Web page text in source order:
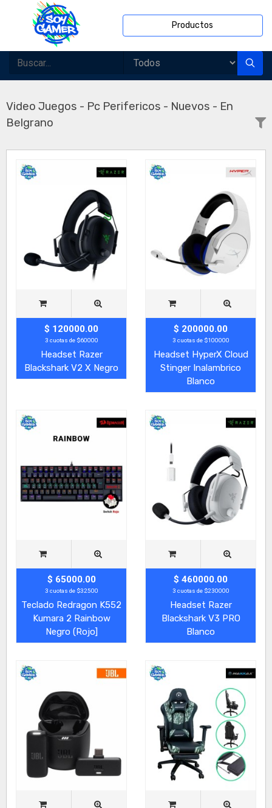
Productos
Video Juegos - Pc Perifericos - Nuevos - En
Belgrano
$ 120000.00
3 cuotas de $60000
Headset Razer
Blackshark V2 X Negro
$ 200000.00
3 cuotas de $100000
Headset HyperX Cloud
Stinger Inalambrico
Blanco
$ 65000.00
3 cuotas de $32500
Teclado Redragon K552
Kumara 2 Rainbow
Negro (Rojo]
$ 460000.00
3 cuotas de $230000
Headset Razer
Blackshark V3 PRO
Blanco